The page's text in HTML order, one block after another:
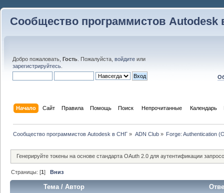
Сообщество программистов Autodesk
Добро пожаловать, Гость . Пожалуйста, войдите или
зарегистрируйтесь
Начало Сайт Правила Помощь Поиск Непрочитанные Календарь
Сообщество программистов Autodesk в СНГ » ADN Club» Forge: Authentication
Генерируйте токены на основе стандарта OAuth 2.0 для аутентификации
Страницы: [1]Вниз
Тема /Автор